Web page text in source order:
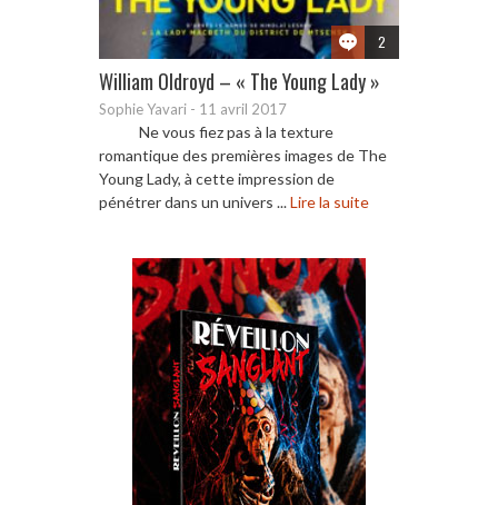
2
William Oldroyd – « The Young Lady »
Sophie Yavari - 11 avril 2017
Ne vous fiez pas à la texture
romantique des premières images de The
Young Lady, à cette impression de
pénétrer dans un univers ...Lire la suite